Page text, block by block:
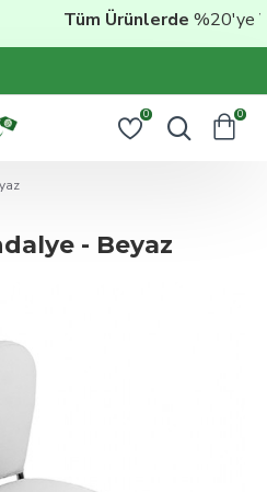
Tüm Ürünlerde%20'ye
0 0
- Beyaz